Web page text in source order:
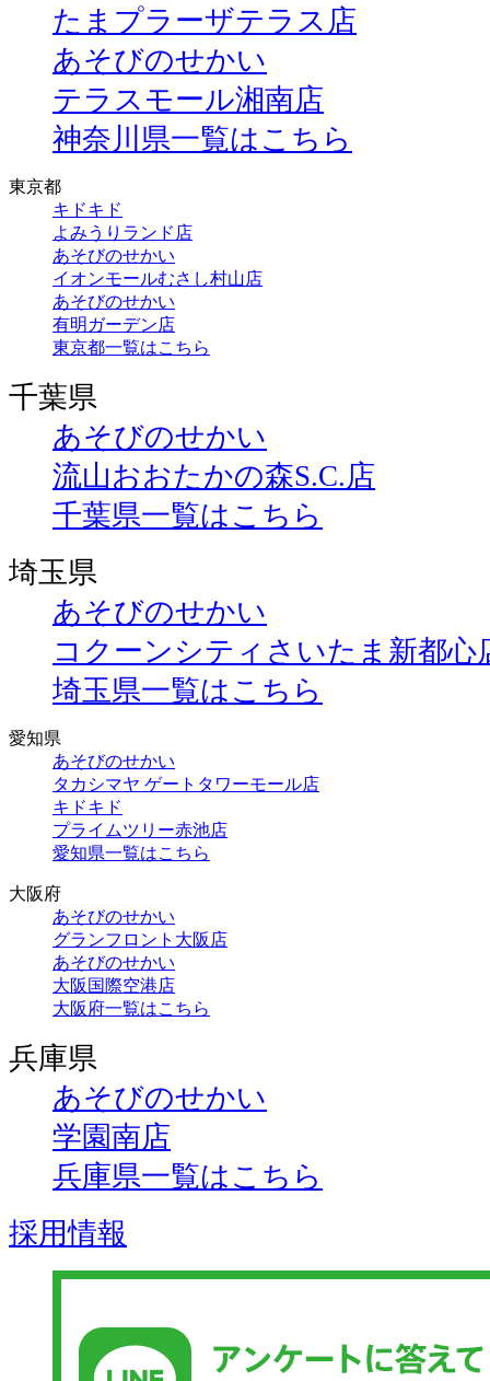
たまプラーザテラス店
あそびのせかい
テラスモール湘南店
神奈川県一覧はこちら
東京都
キドキド
よみうりランド店
あそびのせかい
イオンモールむさし村山店
あそびのせかい
有明ガーデン店
東京都一覧はこちら
千葉県
あそびのせかい
流山おおたかの森S.C.店
千葉県一覧はこちら
埼玉県
あそびのせかい
コクーンシティさいたま新都心
埼玉県一覧はこちら
愛知県
あそびのせかい
タカシマヤ ゲートタワーモール店
キドキド
プライムツリー赤池店
愛知県一覧はこちら
大阪府
あそびのせかい
グランフロント大阪店
あそびのせかい
大阪国際空港店
大阪府一覧はこちら
兵庫県
あそびのせかい
学園南店
兵庫県一覧はこちら
採用情報